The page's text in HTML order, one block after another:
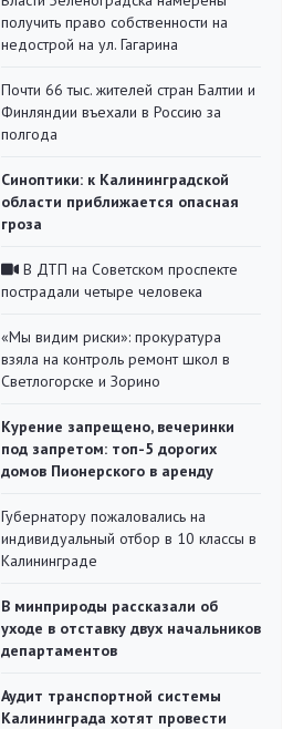
получить право собственности на
недострой на ул. Гагарина
Почти 66 тыс. жителей стран Балтии и
Финляндии въехали в Россию за
полгода
Синоптики: к Калининградской
области приближается опасная
гроза
В ДТП на Советском проспекте
пострадали четыре человека
«Мы видим риски»: прокуратура
взяла на контроль ремонт школ в
Светлогорске и Зорино
Курение запрещено, вечеринки
под запретом: топ-5 дорогих
домов Пионерского в аренду
Губернатору пожаловались на
индивидуальный отбор в 10 классы в
Калининграде
В минприроды рассказали об
уходе в отставку двух начальников
департаментов
Аудит транспортной системы
Калининграда хотят провести